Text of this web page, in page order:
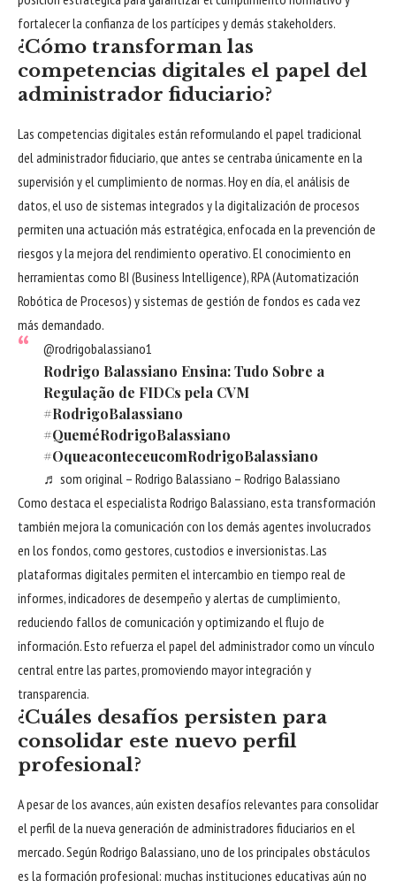
fortalecer la confianza de los partícipes y demás stakeholders.
¿Cómo transforman las
competencias digitales el papel del
administrador fiduciario?
Las competencias digitales están reformulando el papel tradicional
del administrador fiduciario, que antes se centraba únicamente en la
supervisión y el cumplimiento de normas. Hoy en día, el análisis de
datos, el uso de sistemas integrados y la digitalización de procesos
permiten una actuación más estratégica, enfocada en la prevención de
riesgos y la mejora del rendimiento operativo. El conocimiento en
herramientas como BI (Business Intelligence), RPA (Automatización
Robótica de Procesos) y sistemas de gestión de fondos es cada vez
más demandado.
@rodrigobalassiano1
Rodrigo Balassiano Ensina: Tudo Sobre a
Regulação de FIDCs pela CVM
#RodrigoBalassiano
#QueméRodrigoBalassiano
#OqueaconteceucomRodrigoBalassiano
♬ som original – Rodrigo Balassiano – Rodrigo Balassiano
Como destaca el especialista Rodrigo Balassiano, esta transformación
también mejora la comunicación con los demás agentes involucrados
en los fondos, como gestores, custodios e inversionistas. Las
plataformas digitales permiten el intercambio en tiempo real de
informes, indicadores de desempeño y alertas de cumplimiento,
reduciendo fallos de comunicación y optimizando el flujo de
información. Esto refuerza el papel del administrador como un vínculo
central entre las partes, promoviendo mayor integración y
transparencia.
¿Cuáles desafíos persisten para
consolidar este nuevo perfil
profesional?
A pesar de los avances, aún existen desafíos relevantes para consolidar
el perfil de la nueva generación de administradores fiduciarios en el
mercado. Según Rodrigo Balassiano, uno de los principales obstáculos
es la formación profesional: muchas instituciones educativas aún no